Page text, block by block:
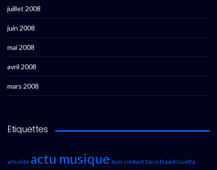
juillet 2008
juin 2008
mai 2008
avril 2008
mars 2008
Étiquettes
actualité actu musique buzz contact Dario David Guetta